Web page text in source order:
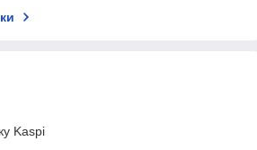
Kaspi